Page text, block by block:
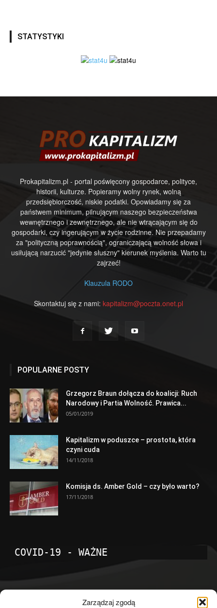
Zarządzaj zgodą
STATYSTYKI
Prokapitalizm.pl - portal poświęcony gospodarce, polityce,
historii, kulturze. Popieramy wolny rynek, wolną
przedsiębiorczość, niskie podatki. Opowiadamy się za
państwem minimum, pilnującym naszego bezpieczeństwa
wewnętrznego i zewnętrznego, ale nie wtrącającym się do
gospodarki, czy ingerującym w życie rodzinne. Nie przepadamy
za "polityczną poprawnością", ograniczającą wolność słowa i
usiłującą narzucić "jedynie słuszny" kierunek myślenia. Warto tu
zajrzeć!
Klauzula RODO
Skontaktuj się z nami: kapitalizm@poczta.onet.pl
POPULARNE POSTY
Grzegorz Braun dołącza do koalicji: Ruch
Narodowy i Partia Wolność. Prawica...
05/01/2019
Kapitalizm w poduszce – prostota, która
czyni cuda
14/11/2018
Komisja ds. Amber Gold – czy było warto?
17/11/2018
COVID-19 - WAŻNE